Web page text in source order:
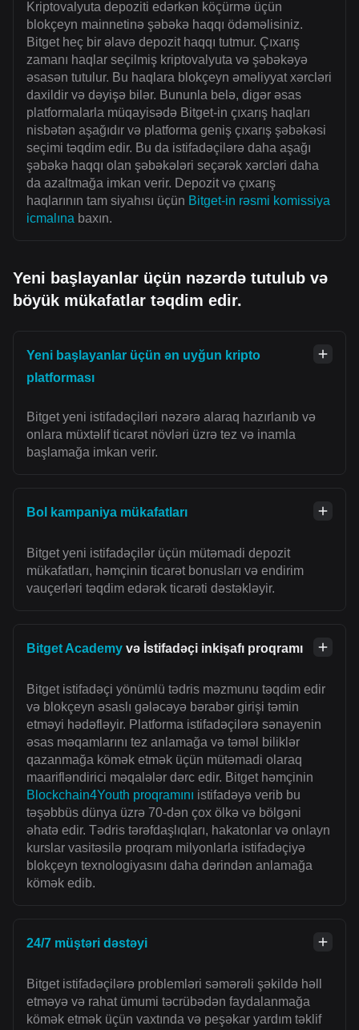
Kriptovalyuta depoziti edərkən köçürmə üçün
blokçeyn mainnetinə şəbəkə haqqı ödəməlisiniz.
Bitget heç bir əlavə depozit haqqı tutmur. Çıxarış
zamanı haqlar seçilmiş kriptovalyuta və şəbəkəyə
əsasən tutulur. Bu haqlara blokçeyn əməliyyat xərcləri
daxildir və dəyişə bilər. Bununla belə, digər əsas
platformalarla müqayisədə Bitget-in çıxarış haqları
nisbətən aşağıdır və platforma geniş çıxarış şəbəkəsi
seçimi təqdim edir. Bu da istifadəçilərə daha aşağı
şəbəkə haqqı olan şəbəkələri seçərək xərcləri daha
da azaltmağa imkan verir. Depozit və çıxarış
haqlarının tam siyahısı üçün Bitget-in rəsmi komissiya
icmalına baxın.
Yeni başlayanlar üçün nəzərdə tutulub və
böyük mükafatlar təqdim edir.
Yeni başlayanlar üçün ən uyğun kripto
platforması
Bitget yeni istifadəçiləri nəzərə alaraq hazırlanıb və
onlara müxtəlif ticarət növləri üzrə tez və inamla
başlamağa imkan verir.
Bol kampaniya mükafatları
Bitget yeni istifadəçilər üçün mütəmadi depozit
mükafatları, həmçinin ticarət bonusları və endirim
vauçerləri təqdim edərək ticarəti dəstəkləyir.
Bitget Academy və İstifadəçi inkişafı proqramı
Bitget istifadəçi yönümlü tədris məzmunu təqdim edir
və blokçeyn əsaslı gələcəyə bərabər girişi təmin
etməyi hədəfləyir. Platforma istifadəçilərə sənayenin
əsas məqamlarını tez anlamağa və təməl biliklər
qazanmağa kömək etmək üçün mütəmadi olaraq
maarifləndirici məqalələr dərc edir. Bitget həmçinin
Blockchain4Youth proqramını istifadəyə verib bu
təşəbbüs dünya üzrə 70-dən çox ölkə və bölgəni
əhatə edir. Tədris tərəfdaşlıqları, hakatonlar və onlayn
kurslar vasitəsilə proqram milyonlarla istifadəçiyə
blokçeyn texnologiyasını daha dərindən anlamağa
kömək edib.
24/7 müştəri dəstəyi
Bitget istifadəçilərə problemləri səmərəli şəkildə həll
etməyə və rahat ümumi təcrübədən faydalanmağa
kömək etmək üçün vaxtında və peşəkar yardım təklif